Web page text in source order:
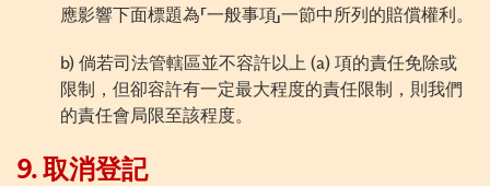
應影響下面標題為「一般事項」一節中所列的賠償權利。
b) 倘若司法管轄區並不容許以上 (a) 項的責任免除或
限制，但卻容許有一定最大程度的責任限制，則我們
的責任會局限至該程度。
9. 取消登記